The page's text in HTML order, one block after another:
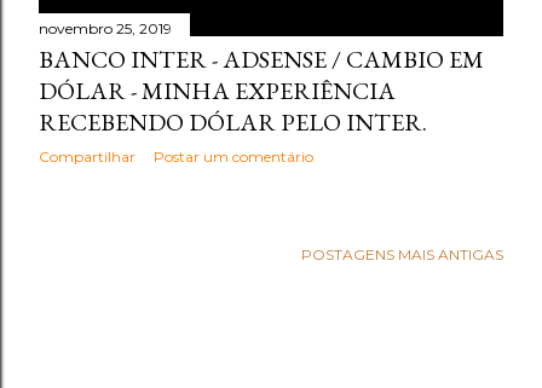
novembro 25, 2019
BANCO INTER - ADSENSE / CAMBIO EM
DÓLAR - MINHA EXPERIÊNCIA
RECEBENDO DÓLAR PELO INTER.
Compartilhar Postar um comentário
POSTAGENS MAIS ANTIGAS